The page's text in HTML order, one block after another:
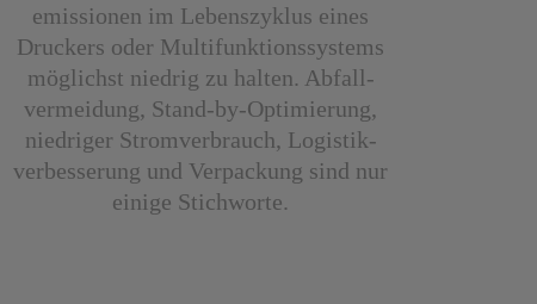
emissionen im Lebens­zyklus eines
Druckers oder Multi­funktions­systems
möglichst niedrig zu halten. Abfall­
vermeidung, Stand-by-Optimierung,
niedriger Strom­verbrauch, Logistik­
verbesserung und Ver­packung sind nur
einige Stichworte.